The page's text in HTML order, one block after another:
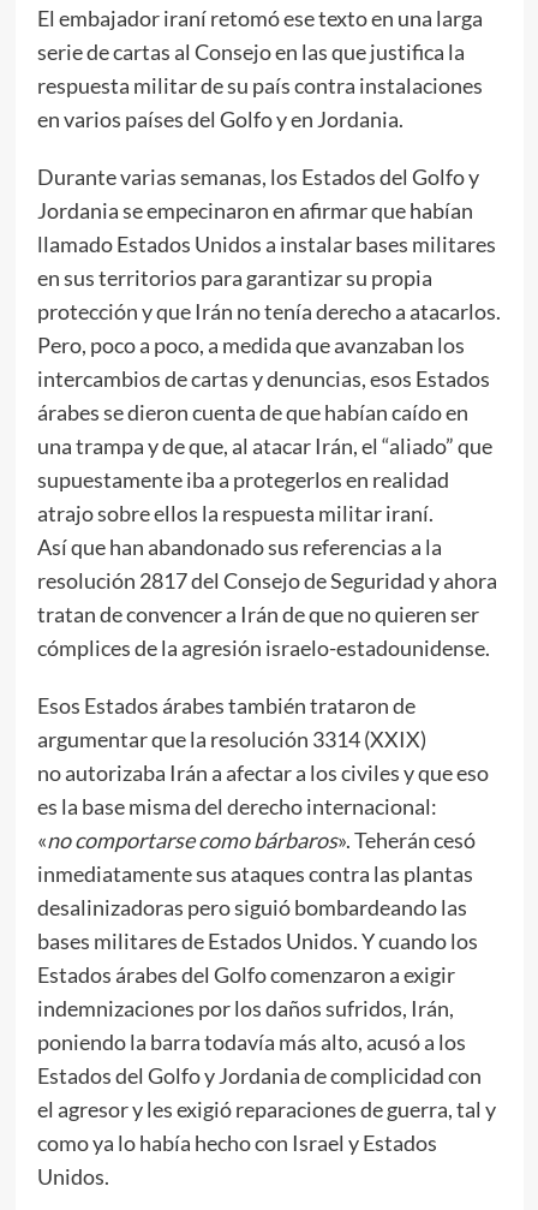
El embajador iraní retomó ese texto en una larga
serie de cartas al Consejo en las que justifica la
respuesta militar de su país contra instalaciones
en varios países del Golfo y en Jordania.
Durante varias semanas, los Estados del Golfo y
Jordania se empecinaron en afirmar que habían
llamado Estados Unidos a instalar bases militares
en sus territorios para garantizar su propia
protección y que Irán no tenía derecho a atacarlos.
Pero, poco a poco, a medida que avanzaban los
intercambios de cartas y denuncias, esos Estados
árabes se dieron cuenta de que habían caído en
una trampa y de que, al atacar Irán, el “aliado” que
supuestamente iba a protegerlos en realidad
atrajo sobre ellos la respuesta militar iraní.
Así que han abandonado sus referencias a la
resolución 2817 del Consejo de Seguridad y ahora
tratan de convencer a Irán de que no quieren ser
cómplices de la agresión israelo-estadounidense.
Esos Estados árabes también trataron de
argumentar que la resolución 3314 (XXIX)
no autorizaba Irán a afectar a los civiles y que eso
es la base misma del derecho internacional:
«no comportarse como bárbaros». Teherán cesó
inmediatamente sus ataques contra las plantas
desalinizadoras pero siguió bombardeando las
bases militares de Estados Unidos. Y cuando los
Estados árabes del Golfo comenzaron a exigir
indemnizaciones por los daños sufridos, Irán,
poniendo la barra todavía más alto, acusó a los
Estados del Golfo y Jordania de complicidad con
el agresor y les exigió reparaciones de guerra, tal y
como ya lo había hecho con Israel y Estados
Unidos.